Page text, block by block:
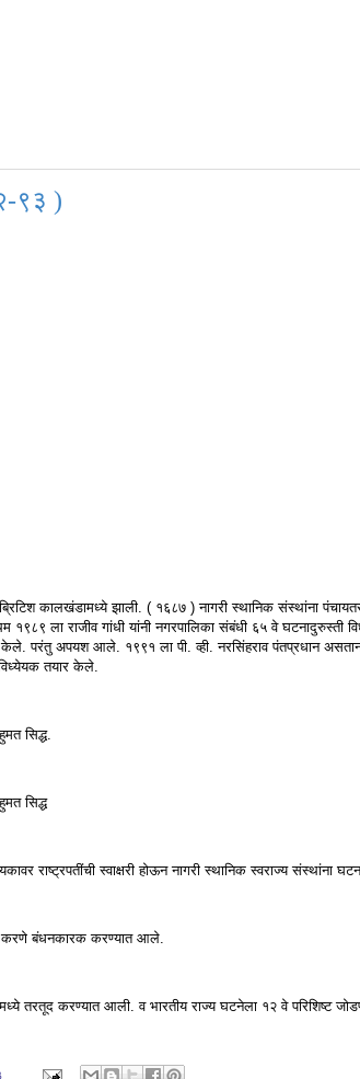
९३ )
कालखंडामध्ये झाली. ( १६८७ ) नागरी स्थानिक संस्थांना
१९८९ ला राजीव गांधी यांनी नगरपालिका संबंधी ६५ वे
परंतु अपयश आले. १९९१ ला पी. व्ही. नरसिंहराव पंतप्रधान
विध्येयक तयार केले.
सिद्ध.
सिद्ध
राष्ट्रपतींची स्वाक्षरी होऊन नागरी स्थानिक स्वराज्य संस्थांना
करणे बंधनकारक करण्यात आले.
तरतूद करण्यात आली. व भारतीय राज्य घटनेला १२ वे परिशिष्ट